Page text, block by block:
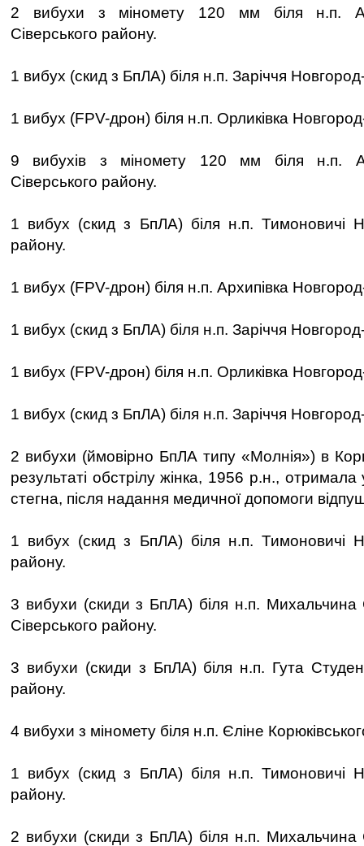
2 вибухи з міномету 120 мм біля н.п.
Сіверського району.
1 вибух (скид з БпЛА) біля н.п. Заріччя
1 вибух (FPV-дрон) біля н.п. Орликівка
9 вибухів з міномету 120 мм біля н.п.
Сіверського району.
1 вибух (скид з БпЛА) біля н.п. Тимоновичі
району.
1 вибух (FPV-дрон) біля н.п. Архипівка
1 вибух (скид з БпЛА) біля н.п. Заріччя
1 вибух (FPV-дрон) біля н.п. Орликівка
1 вибух (скид з БпЛА) біля н.п. Заріччя
2 вибухи (ймовірно БпЛА типу «Молнія») в
результаті обстрілу жінка, 1956 р.н.,
стегна, після надання медичної допомоги
1 вибух (скид з БпЛА) біля н.п. Тимоновичі
району.
3 вибухи (скиди з БпЛА) біля н.п.
Сіверського району.
3 вибухи (скиди з БпЛА) біля н.п. Гута
району.
4 вибухи з міномету біля н.п. Єліне
1 вибух (скид з БпЛА) біля н.п. Тимоновичі
району.
2 вибухи (скиди з БпЛА) біля н.п.